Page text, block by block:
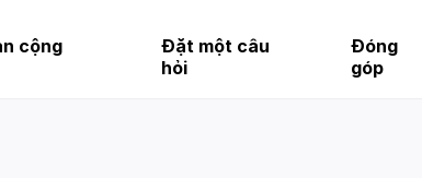
cộng
Đặt một câu
hỏi
Đóng
góp